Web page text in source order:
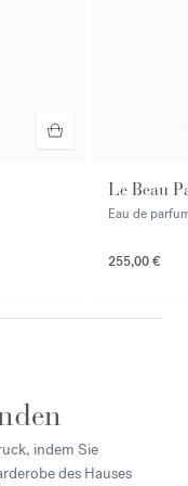
Le Beau
Eau de
255,00 €
indem Sie
des Hauses